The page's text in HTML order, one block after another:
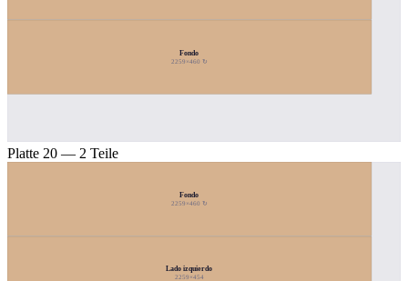
Fondo
2259×460 ↻
Platte 20 — 2 Teile
Fondo
2259×460 ↻
Lado izquierdo
2259×454